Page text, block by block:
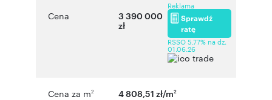
Cena
3 390 000
zł
Reklama
Sprawdź
ratę
RSSO 5,77% na dz.
01.06.26
Cena za m2 4 808,51 zł/m2